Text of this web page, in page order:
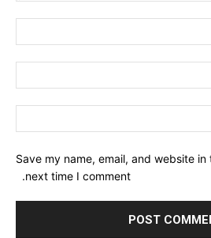
Save my name, email, and website
next time I comment.